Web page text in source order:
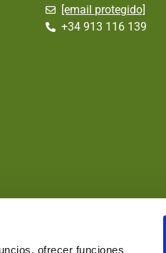
ofrecer funciones
[email protegido]
+34 913 116 139